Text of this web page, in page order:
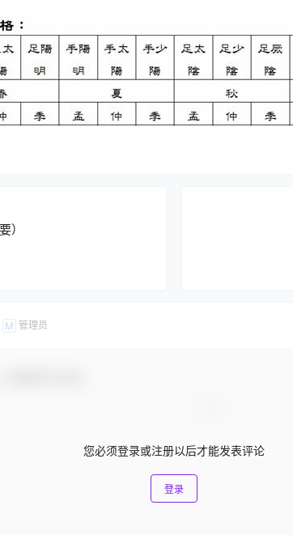
）
M 管理员
您必须登录或注册以后才能发表评论
登录